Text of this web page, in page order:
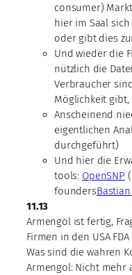
consumer)
hier im Saal
oder gibt dies
Und wieder die
nützlich die
Verbraucher
Möglichkeit gibt,
Anscheinend
eigentlichen
durchgeführt)
Und hier die
tools: OpenSNP
founders
11.13
Armengol ist fertig,
Firmen in den USA
Was sind die wahren
Armengol: Nicht mehr